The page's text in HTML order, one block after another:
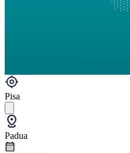
Pisa
Padua